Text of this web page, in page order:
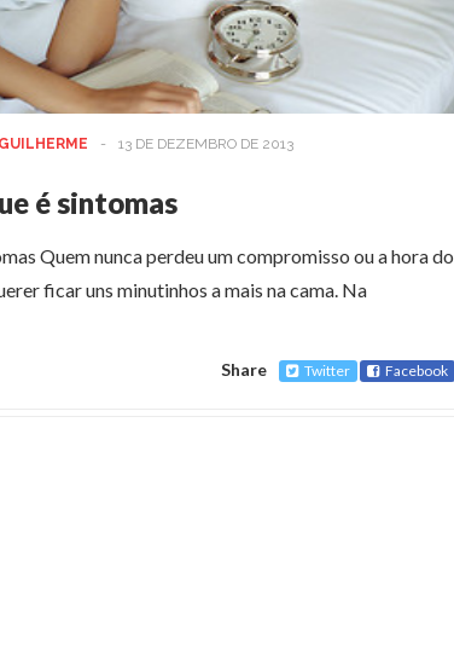
GUILHERME - 13 DE DEZEMBRO DE 2013
é sintomas
Quem nunca perdeu um compromisso ou a hora do
ficar uns minutinhos a mais na cama. Na
Share Twitter Facebook